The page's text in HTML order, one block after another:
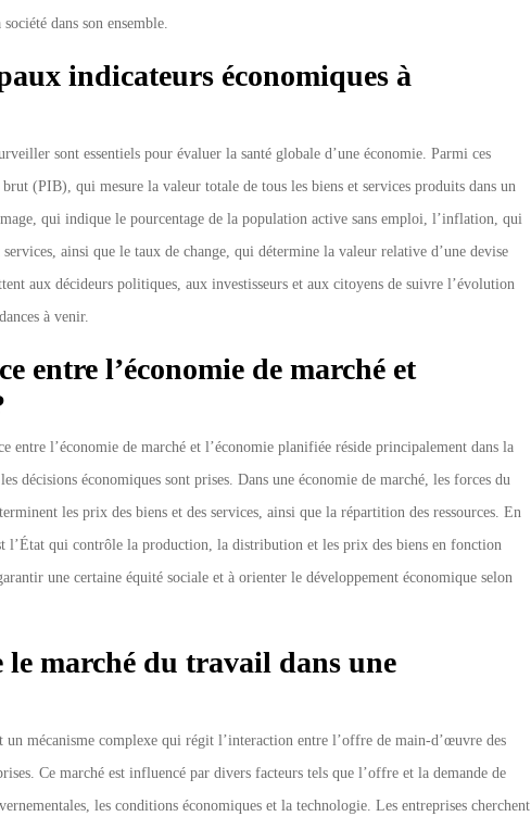
dans son ensemble.
indicateurs économiques à
sont essentiels pour évaluer la santé globale d’une économie. Parmi ces
(PIB), qui mesure la valeur totale de tous les biens et services produits dans un
qui indique le pourcentage de la population active sans emploi, l’inflation, qui
ainsi que le taux de change, qui détermine la valeur relative d’une devise
aux décideurs politiques, aux investisseurs et aux citoyens de suivre l’évolution
à venir.
entre l’économie de marché et
entre l’économie de marché et l’économie planifiée réside principalement dans la
décisions économiques sont prises. Dans une économie de marché, les forces du
les prix des biens et des services, ainsi que la répartition des ressources. En
l’État qui contrôle la production, la distribution et les prix des biens en fonction
une certaine équité sociale et à orienter le développement économique selon
marché du travail dans une
un mécanisme complexe qui régit l’interaction entre l’offre de main-d’œuvre des
Ce marché est influencé par divers facteurs tels que l’offre et la demande de
les conditions économiques et la technologie. Les entreprises cherchent